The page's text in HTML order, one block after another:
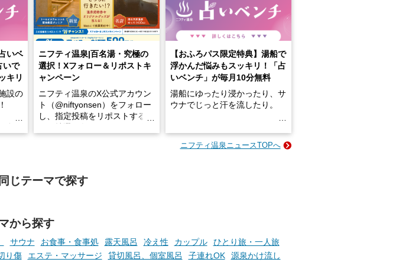
いベ
いで
キリ
設の
楽し
ろ
ニフティ温泉|百名湯・究極の
選択！Xフォロー＆リポストキ
ャンペーン
ニフティ温泉のX公式アカウン
ト（@niftyonsen）をフォロー
し、指定投稿をリポストする
【おふろパス限定特典】湯船で
浮かんだ悩みもスッキリ！「占
いベンチ」が毎月10分無料
湯船にゆったり浸かったり、サ
ウナでじっと汗を流したり。
そんな「一人でぼんやり過ごす
お風呂でリラックスしているか
らこそ向き合える、大切な自分
の本音。
ニフティ温泉ニュースTOPへ
じテーマで探す
から探す
サウナ お食事・食事処 露天風呂 冷え性 カップル
ひとり旅・一人旅
り傷 エステ・マッサージ 貸切風呂、個室風呂 子連れOK 源泉かけ流し